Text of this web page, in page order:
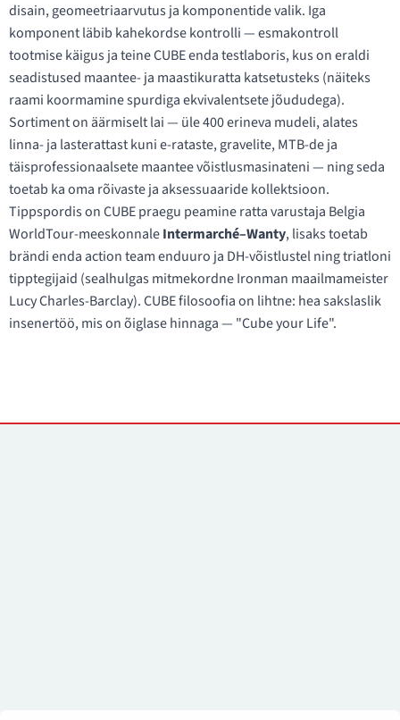
disain, geomeetriaarvutus ja komponentide valik. Iga
komponent läbib kahekordse kontrolli — esmakontroll
tootmise käigus ja teine CUBE enda testlaboris, kus on eraldi
seadistused maantee- ja maastikuratta katsetusteks (näiteks
raami koormamine spurdiga ekvivalentsete jõududega).
Sortiment on äärmiselt lai — üle 400 erineva mudeli, alates
linna- ja lasterattast kuni e-rataste, gravelite, MTB-de ja
täisprofessionaalsete maantee võistlusmasinateni — ning seda
toetab ka oma rõivaste ja aksessuaaride kollektsioon.
Tippspordis on CUBE praegu peamine ratta varustaja Belgia
WorldTour-meeskonnaleIntermarché–Wanty, lisaks toetab
brändi enda action team enduuro ja DH-võistlustel ning triatloni
tipptegijaid (sealhulgas mitmekordne Ironman maailmameister
Lucy Charles-Barclay). CUBE filosoofia on lihtne: hea sakslaslik
insenertöö, mis on õiglase hinnaga — "Cube your Life".